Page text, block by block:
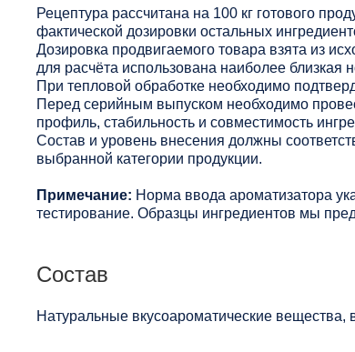
Рецептура рассчитана на 100 кг готового
фактической дозировки остальных
Дозировка продвигаемого товара взята из
для расчёта использована наиболее
При тепловой обработке необходимо
Перед серийным выпуском необходимо
профиль, стабильность и совместимость
Состав и уровень внесения должны
выбранной категории продукции.
Примечание: Норма ввода ароматизатора
тестирование. Образцы ингредиентов мы
Состав
Натуральные вкусоароматические вещества,